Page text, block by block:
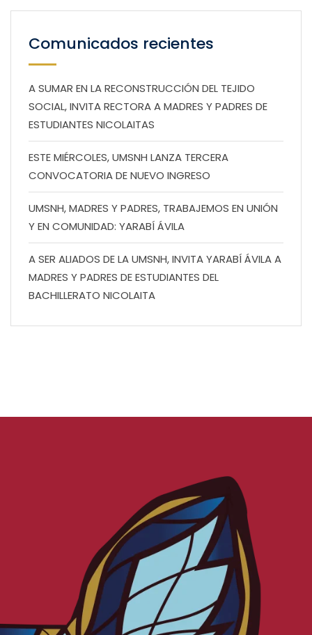
Comunicados recientes
A SUMAR EN LA RECONSTRUCCIÓN DEL TEJIDO
SOCIAL, INVITA RECTORA A MADRES Y PADRES DE
ESTUDIANTES NICOLAITAS
ESTE MIÉRCOLES, UMSNH LANZA TERCERA
CONVOCATORIA DE NUEVO INGRESO
UMSNH, MADRES Y PADRES, TRABAJEMOS EN UNIÓN
Y EN COMUNIDAD: YARABÍ ÁVILA
A SER ALIADOS DE LA UMSNH, INVITA YARABÍ ÁVILA A
MADRES Y PADRES DE ESTUDIANTES DEL
BACHILLERATO NICOLAITA